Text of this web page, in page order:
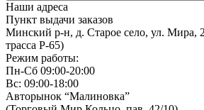
Наши адреса
Пункт выдачи заказов
Минский р-н, д. Старое село, ул.
трасса P-65)
Режим работы:
Пн-Сб 09:00-20:00
Вс: 09:00-18:00
Авторынок “Малиновка”